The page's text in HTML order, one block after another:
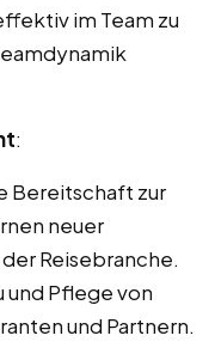
im Team zu
:
Bereitschaft zur
neuer
Reisebranche.
und Pflege von
und Partnern.